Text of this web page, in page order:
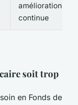
amélioration
continue
soit trop
en Fonds de